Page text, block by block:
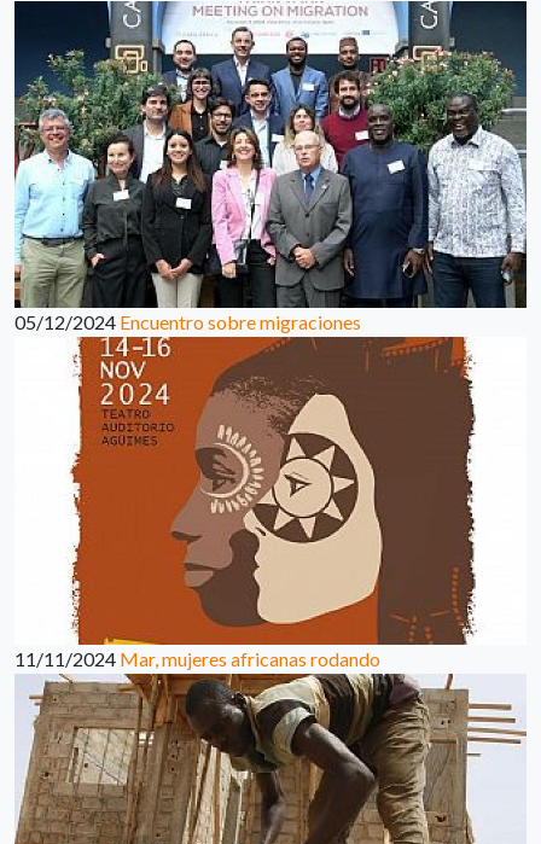
05/12/2024 Encuentro sobre migraciones
11/11/2024 Mar, mujeres africanas rodando